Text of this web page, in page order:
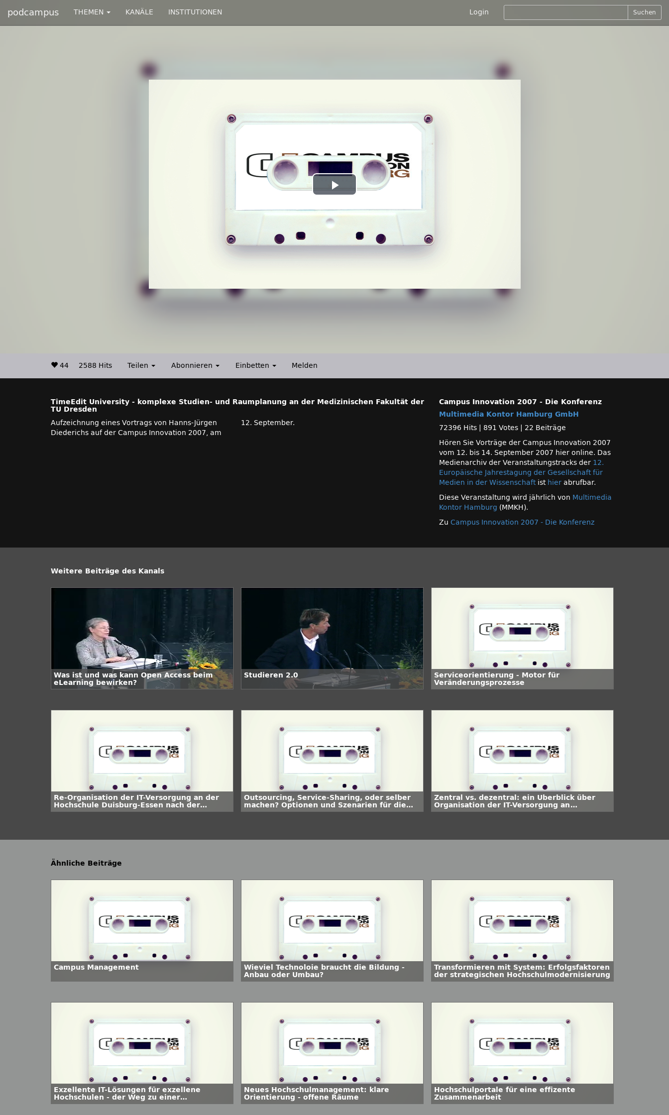
podcampus THEMEN KANÄLE INSTITUTIONEN Login Suchen
Play
Video
44 2588 Hits Teilen Abonnieren Einbetten Melden
TimeEdit University - komplexe Studien- und Raumplanung an der Medizinischen Fakultät der
TU Dresden
Aufzeichnung eines Vortrags von Hanns-Jürgen
Diederichs auf der Campus Innovation 2007, am
12. September.
Campus Innovation 2007 - Die Konferenz
Multimedia Kontor Hamburg GmbH
72396 Hits
891 Votes
22 Beiträge
Hören Sie Vorträge der Campus Innovation 2007
vom 12. bis 14. September 2007 hier online. Das
Medienarchiv der Veranstaltungstracks der 12.
Europäische Jahrestagung der Gesellschaft für
Medien in der Wissenschaftist hier abrufbar.
Diese Veranstaltung wird jährlich von Multimedia
Kontor Hamburg (MMKH).
Zu Campus Innovation 2007 - Die Konferenz
Weitere Beiträge des Kanals
Was ist und was kann Open Access beim
eLearning bewirken?
Studieren 2.0
Serviceorientierung - Motor für
Veränderungsprozesse
Re-Organisation der IT-Versorgung an der
Hochschule Duisburg-Essen nach der
Hochschulfusion
Outsourcing, Service-Sharing, oder selber
machen? Optionen und Szenarien für die
Umgestaltung der Hochschul-IT
Zentral vs. dezentral: ein Überblick über
Organisation der IT-Versorgung an
Hochschulen
Ähnliche Beiträge
Campus Management
Wieviel Technoloie braucht die Bildung -
Anbau oder Umbau?
Transformieren mit System: Erfolgsfaktoren
der strategischen Hochschulmodernisierung
Exzellente IT-Lösungen für exzellene
Hochschulen - der Weg zu einer
serviceorientierten Architektur
Neues Hochschulmanagement: klare
Orientierung - offene Räume
Hochschulportale für eine effizente
Zusammenarbeit